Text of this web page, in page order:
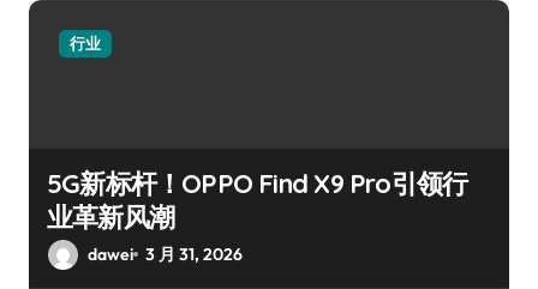
行业
5G新标杆！OPPO Find X9 Pro引领行
业革新风潮
dawei 3 月 31, 2026